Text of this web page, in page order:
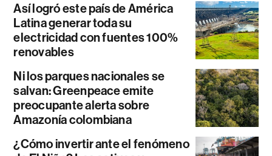
Así logró este país de América
Latina generar toda su
electricidad con fuentes 100%
renovables
Ni los parques nacionales se
salvan: Greenpeace emite
preocupante alerta sobre
Amazonía colombiana
¿Cómo invertir ante el fenómeno